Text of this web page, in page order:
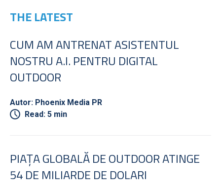
THE LATEST
CUM AM ANTRENAT ASISTENTUL
NOSTRU A.I. PENTRU DIGITAL
OUTDOOR
Autor: Phoenix Media PR
Read: 5 min
PIAȚA GLOBALĂ DE OUTDOOR ATINGE
54 DE MILIARDE DE DOLARI